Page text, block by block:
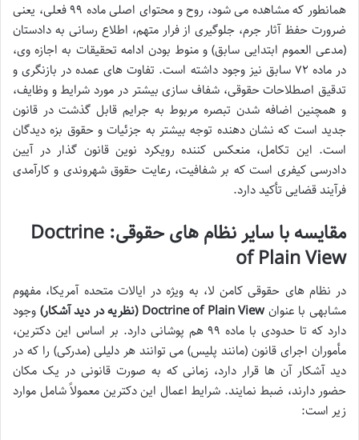
همانطور که مشاهده می شود، روح و محتوای اصلی ماده ۹۹ فعلی، یعنی
ضرورت حفظ آثار جرم، جلوگیری از فرار متهم، اطلاع رسانی به دادستان
(مدعی العموم ابتدایی سابق) و منوط بودن ادامه تحقیقات به اجازه وی،
در ماده ۷۲ سابق نیز وجود داشته است. تفاوت های عمده در بازنگری و
تدقیق اصطلاحات حقوقی، شفاف سازی بیشتر در مورد شرایط و وظایف،
و همچنین اضافه شدن تبصره مربوط به جرایم قابل گذشت در قانون
جدید است که نشان دهنده توجه بیشتر به جزئیات و حقوق بزه دیدگان
است. این تکامل، منعکس کننده رویکرد نوین قانون گذار در آیین
دادرسی کیفری است که بر شفافیت، رعایت حقوق شهروندی و کارآمدی
فرآیند قضایی تأکید دارد.
مقایسه با سایر نظام های حقوقی: Doctrine
of Plain View
در نظام های حقوقی کامن لا، به ویژه در ایالات متحده آمریکا، مفهوم
مشابهی با عنوان Doctrine of Plain View (نظریه در دید آشکار)
وجود
دارد که تا حدودی با ماده ۹۹ هم پوشانی دارد. بر اساس این دکترین،
مأموران اجرای قانون (مانند پلیس) می توانند هر دلیلی (مدرکی) را که در
دید آشکار آن ها قرار دارد، زمانی که به صورت قانونی در یک مکان
حضور دارند، ضبط نمایند. شرایط اعمال این دکترین معمولاً شامل موارد
زیر است: